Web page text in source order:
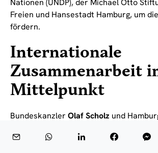
Nationen (UNDP), der Michael Otto
Freien und Hansestadt Hamburg, um
fördern.
Internationale
Zusammenarbeit
Mittelpunkt
Bundeskanzler Olaf Scholz und
Konferenz mit einem klaren Bekenntnis